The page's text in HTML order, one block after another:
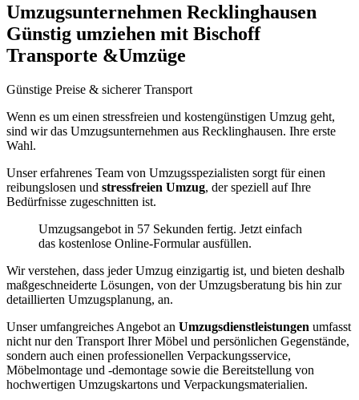
Umzugsunternehmen Recklinghausen
Günstig umziehen mit Bischoff
Transporte &Umzüge
Günstige Preise & sicherer Transport
Wenn es um einen stressfreien und kostengünstigen Umzug geht,
sind wir das Umzugsunternehmen aus Recklinghausen. Ihre erste
Wahl.
Unser erfahrenes Team von Umzugsspezialisten sorgt für einen
reibungslosen und stressfreien Umzug, der speziell auf Ihre
Bedürfnisse zugeschnitten ist.
Umzugsangebot in 57 Sekunden fertig. Jetzt einfach
das kostenlose Online-Formular ausfüllen.
Wir verstehen, dass jeder Umzug einzigartig ist, und bieten deshalb
maßgeschneiderte Lösungen, von der Umzugsberatung bis hin zur
detaillierten Umzugsplanung, an.
Unser umfangreiches Angebot an Umzugsdienstleistungen umfasst
nicht nur den Transport Ihrer Möbel und persönlichen Gegenstände,
sondern auch einen professionellen Verpackungsservice,
Möbelmontage und -demontage sowie die Bereitstellung von
hochwertigen Umzugskartons und Verpackungsmaterialien.